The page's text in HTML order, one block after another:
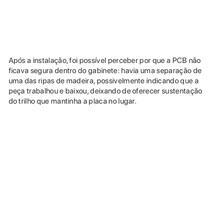
Após a instalação, foi possível perceber por que a PCB não
ficava segura dentro do gabinete: havia uma separação de
uma das ripas de madeira, possivelmente indicando que a
peça trabalhou e baixou, deixando de oferecer sustentação
do trilho que mantinha a placa no lugar.